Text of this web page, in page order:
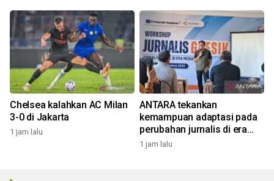
Chelsea kalahkan AC Milan
3-0 di Jakarta
1 jam lalu
ANTARA tekankan
kemampuan adaptasi pada
perubahan jurnalis di era
digital
1 jam lalu